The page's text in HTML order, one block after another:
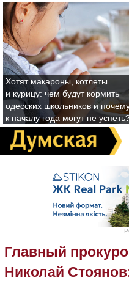
Хотят макароны, котлеты
и курицу: чем будут кормить
одесских школьников и
к началу года могут не
Главный
Николай